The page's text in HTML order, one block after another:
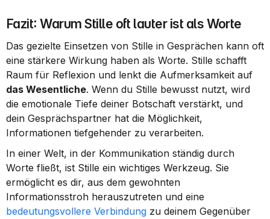
Fazit: Warum Stille oft lauter ist als Worte
Das gezielte Einsetzen von Stille in Gesprächen kann oft
eine stärkere Wirkung haben als Worte. Stille schafft
das Wesentliche. Wenn du Stille bewusst nutzt, wird
die emotionale Tiefe deiner Botschaft verstärkt, und
dein Gesprächspartner hat die Möglichkeit,
Informationen tiefgehender zu verarbeiten.
In einer Welt, in der Kommunikation ständig durch
Worte fließt, ist Stille ein wichtiges Werkzeug. Sie
ermöglicht es dir, aus dem gewohnten
bedeutungsvollere Verbindung zu deinem Gegenüber